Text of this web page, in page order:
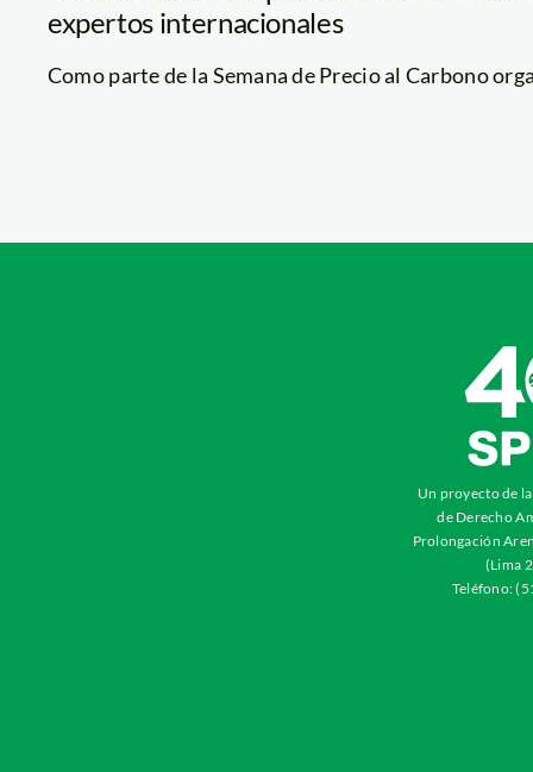
expertos internacionales
Como parte de la Semana de Precio al Carbono
Un proyecto de
de Derecho
Prolongación
(Lima
Teléfono: